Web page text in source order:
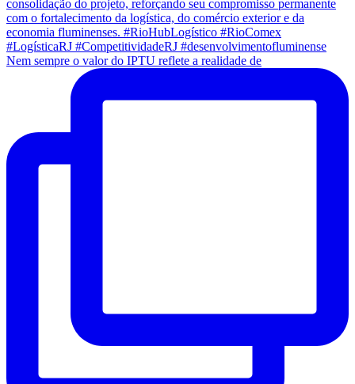
Nem sempre o valor do IPTU reflete a realidade de